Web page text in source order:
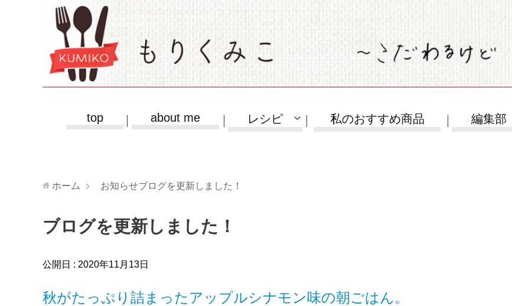
top about me レシピ 私のおすすめ商品 編集部
ホーム お知らせブログを更新しました！
ブログを更新しました！
公開日 : 2020年11月13日
秋がたっぷり詰まったアップルシナモン味の朝ごはん。